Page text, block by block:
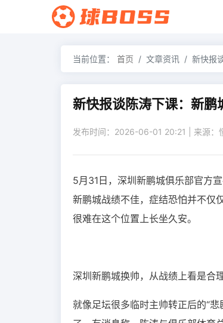
当前位置： 首页 文章资讯 新快报
新快报谈陈涛下课：新
发布时间：2026-06-01 20:21 | 来源：
5月31日，深圳新鹏城俱乐部官方
新鹏城战绩不佳，症结恐怕并不仅
很难在这个位置上长坐久安。
深圳新鹏城换帅，从战绩上看是合
就像足坛很多临时主帅转正后的“